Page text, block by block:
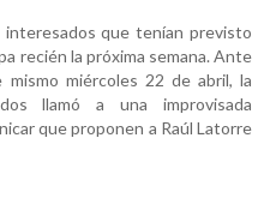
que tenían previsto
recién la próxima semana. Ante
mismo miércoles 22 de abril, la
llamó a una improvisada
que proponen a Raúl Latorre